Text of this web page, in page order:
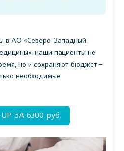
в АО «Северо-Западный
наши пациенты не
но и сохраняют бюджет –
необходимые
ЗА 6300 руб.